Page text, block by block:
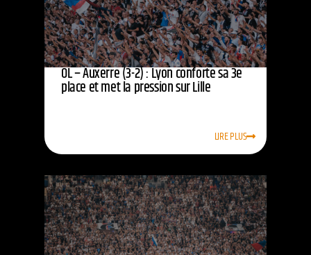
OL – Auxerre (3-2) : Lyon conforte sa 3e
place et met la pression sur Lille
LIRE PLUS